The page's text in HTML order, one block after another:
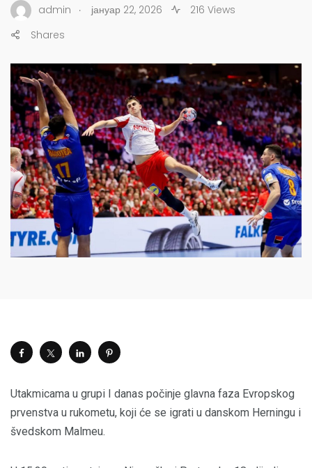
admin . јануар 22, 2026
216 Views
Shares
Utakmicama u grupi I danas počinje glavna faza Evropskog
prvenstva u rukometu, koji će se igrati u danskom Herningu i
švedskom Malmeu.